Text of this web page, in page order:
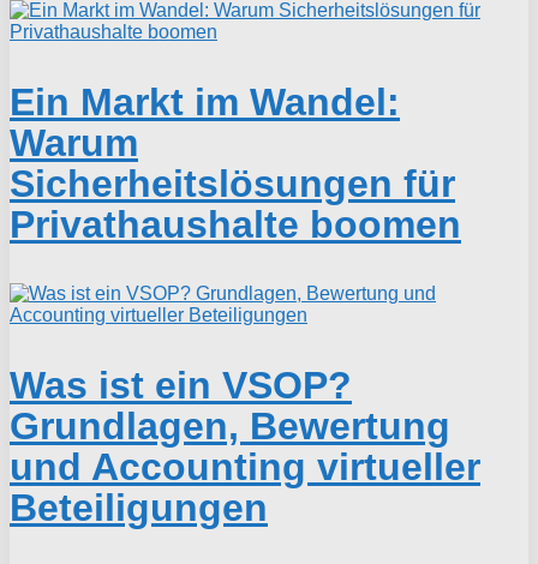
Ein Markt im Wandel:
Warum
Sicherheitslösungen für
Privathaushalte boomen
Was ist ein VSOP?
Grundlagen, Bewertung
und Accounting virtueller
Beteiligungen